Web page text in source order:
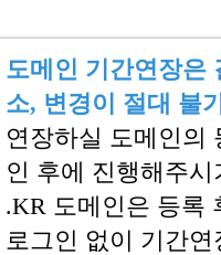
도메인 기간연장은
소, 변경이 절대 불
연장하실 도메인의
인 후에 진행해주
.KR 도메인은 등록
로그인 없이 기간